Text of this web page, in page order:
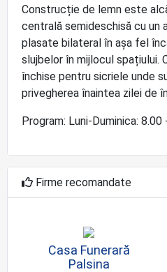
Construcție de lemn este
centrală semideschisă cu un
plasate bilateral în așa fel
slujbelor în mijlocul spațiului.
închise pentru sicriele unde
privegherea înaintea zilei de
Program: Luni-Duminica: 8.00
Firme recomandate
Casa Funerară
Palsina